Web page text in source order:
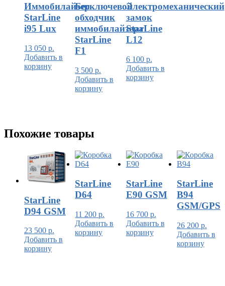
Иммобилайзер
StarLine
i95 Lux
13 050 р.
Добавить в
корзину
Бесключевой
обходчик
иммобилайзера
StarLine
F1
3 500р.
Добавить в
корзину
Электромеханический
замок
StarLine
L12
6 100 р.
Добавить в
корзину
Похожие товары
StarLine
D94 GSM
23 500 р.
Добавить в
корзину
StarLine
D64
11 200р.
Добавить в
корзину
StarLine
E90 GSM
16 700 р.
Добавить в
корзину
StarLine
B94
GSM/GPS
26 200 р.
Добавить в
корзину